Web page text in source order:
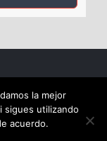
ALCALÁ |
la mejor
sigues utilizando
acuerdo.